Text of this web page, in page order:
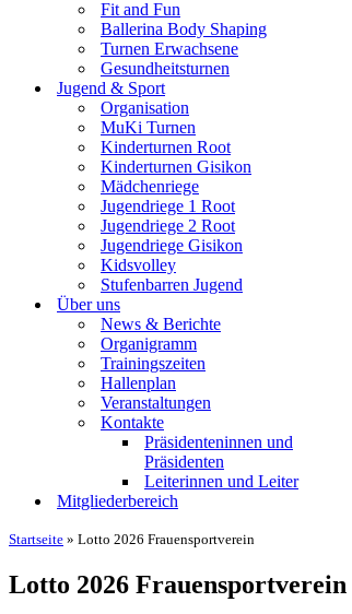
Fit and Fun
Ballerina Body Shaping
Turnen Erwachsene
Gesundheitsturnen
Jugend & Sport
Organisation
MuKi Turnen
Kinderturnen Root
Kinderturnen Gisikon
Mädchenriege
Jugendriege 1 Root
Jugendriege 2 Root
Jugendriege Gisikon
Kidsvolley
Stufenbarren Jugend
Über uns
News & Berichte
Organigramm
Trainingszeiten
Hallenplan
Veranstaltungen
Kontakte
Präsidenteninnen und
Präsidenten
Leiterinnen und Leiter
Mitgliederbereich
Startseite » Lotto 2026 Frauensportverein
Lotto 2026 Frauensportverein